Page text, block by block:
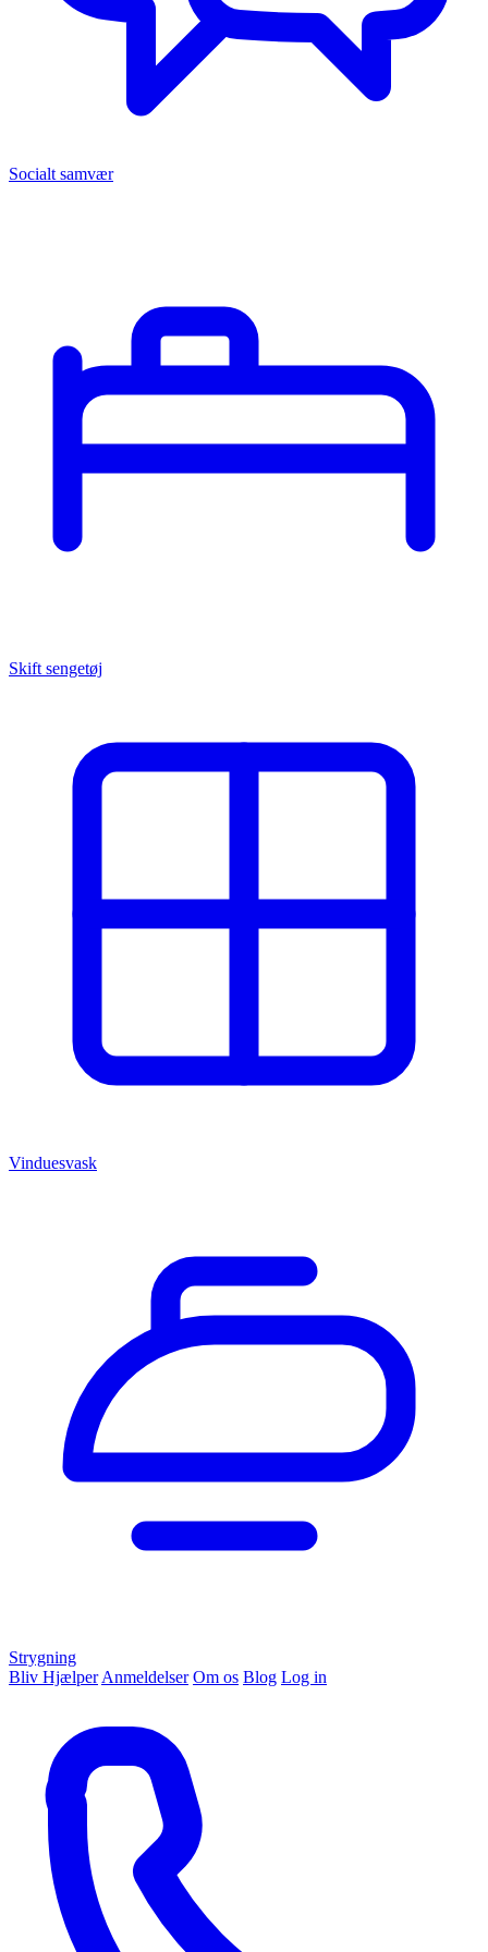
Socialt samvær
Skift sengetøj
Vinduesvask
Strygning
Bliv Hjælper Anmeldelser Om os Blog Log in